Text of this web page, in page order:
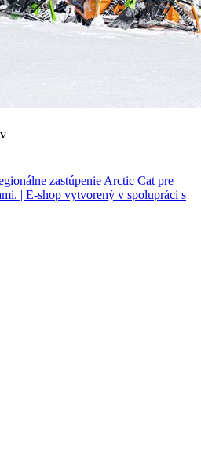
zastúpenie Arctic Cat pre
| E-shop vytvorený v spolupráci s